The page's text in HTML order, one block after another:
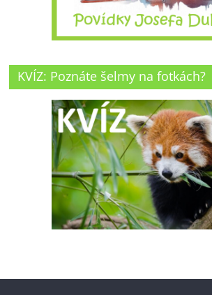
KVÍZ: Poznáte šelmy na fotkách?